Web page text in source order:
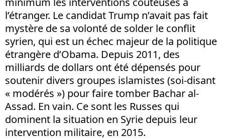
l’étranger. Le candidat Trump n’avait pas fait
mystère de sa volonté de solder le conflit
syrien, qui est un échec majeur de la politique
étrangère d’Obama. Depuis 2011, des
milliards de dollars ont été dépensés pour
soutenir divers groupes islamistes (soi-disant
« modérés ») pour faire tomber Bachar al-
Assad. En vain. Ce sont les Russes qui
dominent la situation en Syrie depuis leur
intervention militaire, en 2015.